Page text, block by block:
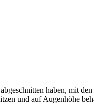
haben, mit
und auf Augenhöhe